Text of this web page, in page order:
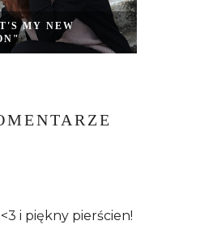
MY NEW
i piękny pierścien!